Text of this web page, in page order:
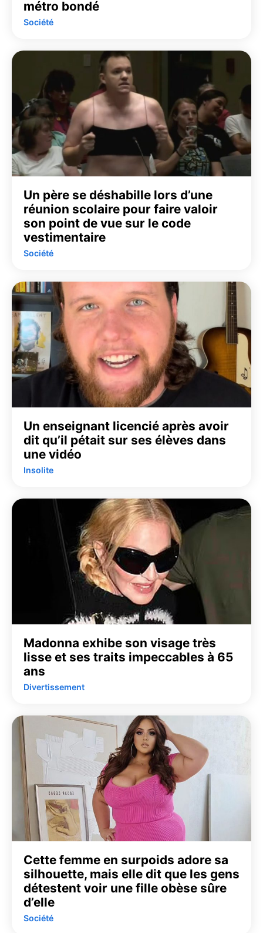
métro bondé
Société
Un père se déshabille lors d’une
réunion scolaire pour faire valoir
son point de vue sur le code
vestimentaire
Société
Un enseignant licencié après avoir
dit qu’il pétait sur ses élèves dans
une vidéo
Insolite
Madonna exhibe son visage très
lisse et ses traits impeccables à 65
ans
Divertissement
Cette femme en surpoids adore sa
silhouette, mais elle dit que les gens
détestent voir une fille obèse sûre
d’elle
Société